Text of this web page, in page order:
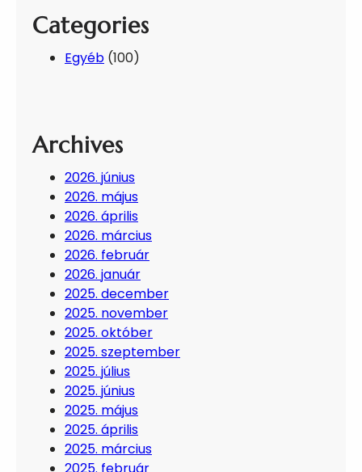
Categories
Egyéb (100)
Archives
2026. június
2026. május
2026. április
2026. március
2026. február
2026. január
2025. december
2025. november
2025. október
2025. szeptember
2025. július
2025. június
2025. május
2025. április
2025. március